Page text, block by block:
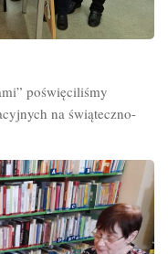
poświęciliśmy
na świąteczno-